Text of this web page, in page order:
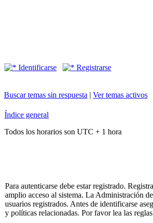
Identificarse
Registrarse
Buscar temas sin respuesta | Ver temas activos
Índice general
Todos los horarios son UTC + 1 hora
Para autenticarse debe estar registrado.
amplio acceso al sistema. La Administración
usuarios registrados. Antes de identificarse
y políticas relacionadas. Por favor lea las